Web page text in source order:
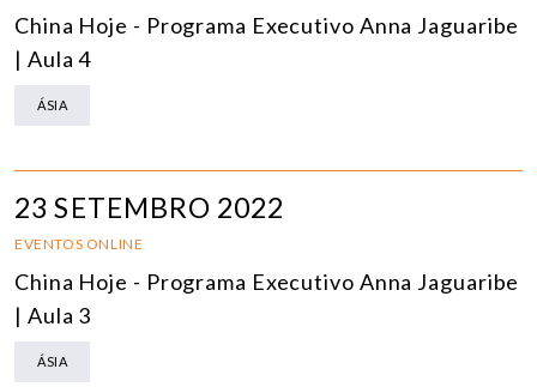
China Hoje - Programa Executivo Anna Jaguaribe
| Aula 4
ÁSIA
23 SETEMBRO 2022
EVENTOS ONLINE
China Hoje - Programa Executivo Anna Jaguaribe
| Aula 3
ÁSIA